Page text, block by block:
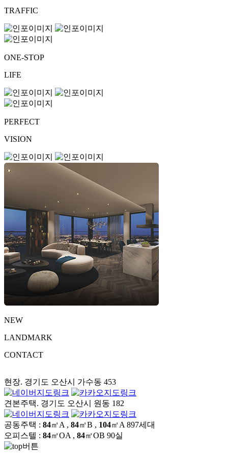
TRAFFIC
ONE-STOP
LIFE
PERFECT
VISION
NEW
LANDMARK
CONTACT
현장. 경기도 오산시 가수동 453
견본주택. 경기도 오산시 원동 182
공동주택 : 84㎡A , 84㎡B , 104㎡A897세대
오피스텔 : 84㎡OA , 84㎡OB 90실